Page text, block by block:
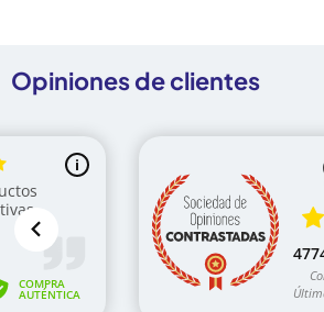
Opiniones de clientes